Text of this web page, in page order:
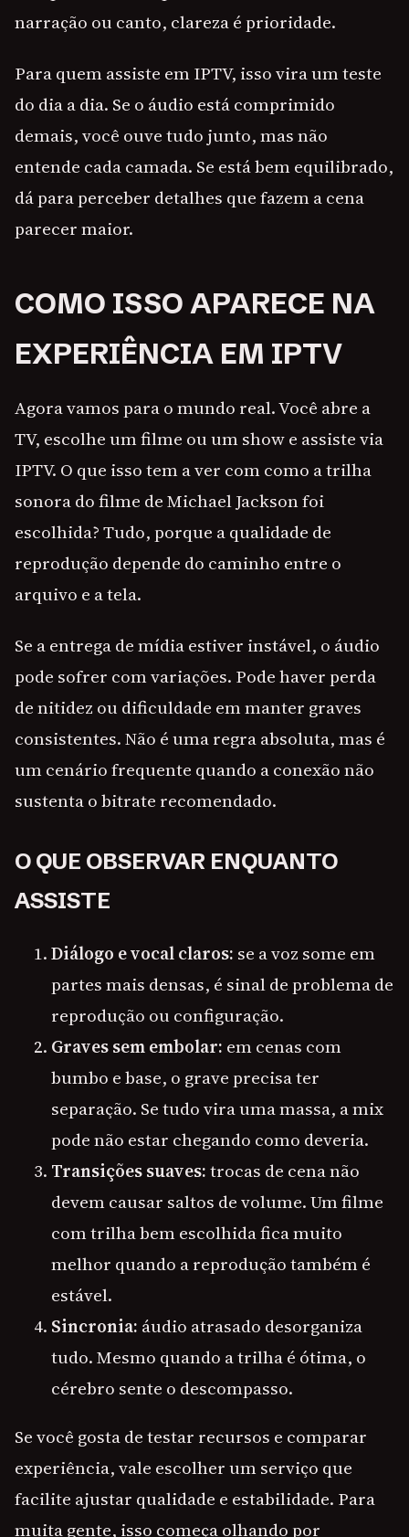
narração ou canto, clareza é prioridade.
Para quem assiste em IPTV, isso vira um teste
do dia a dia. Se o áudio está comprimido
demais, você ouve tudo junto, mas não
entende cada camada. Se está bem equilibrado,
dá para perceber detalhes que fazem a cena
parecer maior.
COMO ISSO APARECE NA
EXPERIÊNCIA EM IPTV
Agora vamos para o mundo real. Você abre a
TV, escolhe um filme ou um show e assiste via
IPTV. O que isso tem a ver com como a trilha
sonora do filme de Michael Jackson foi
escolhida? Tudo, porque a qualidade de
reprodução depende do caminho entre o
arquivo e a tela.
Se a entrega de mídia estiver instável, o áudio
pode sofrer com variações. Pode haver perda
de nitidez ou dificuldade em manter graves
consistentes. Não é uma regra absoluta, mas é
um cenário frequente quando a conexão não
sustenta o bitrate recomendado.
O QUE OBSERVAR ENQUANTO
ASSISTE
Diálogo e vocal claros: se a voz some em
partes mais densas, é sinal de problema de
reprodução ou configuração.
Graves sem embolar: em cenas com
bumbo e base, o grave precisa ter
separação. Se tudo vira uma massa, a mix
pode não estar chegando como deveria.
Transições suaves:trocas de cena não
devem causar saltos de volume. Um filme
com trilha bem escolhida fica muito
melhor quando a reprodução também é
estável.
Sincronia: áudio atrasado desorganiza
tudo. Mesmo quando a trilha é ótima, o
cérebro sente o descompasso.
Se você gosta de testar recursos e comparar
experiência, vale escolher um serviço que
facilite ajustar qualidade e estabilidade. Para
muita gente, isso começa olhando por